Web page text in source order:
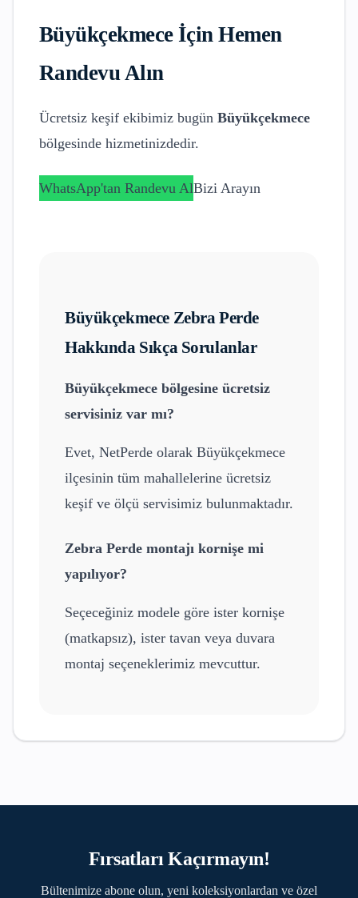
Büyükçekmeceİçin Hemen
Randevu Alın
Ücretsiz keşif ekibimiz bugün Büyükçekmece
bölgesinde hizmetinizdedir.
WhatsApp'tan Randevu AlBizi Arayın
Büyükçekmece Zebra Perde
Hakkında Sıkça Sorulanlar
Büyükçekmece bölgesine ücretsiz
servisiniz var mı?
Evet, NetPerde olarak Büyükçekmece
ilçesinin tüm mahallelerine ücretsiz
keşif ve ölçü servisimiz bulunmaktadır.
Zebra Perde montajı kornişe mi
yapılıyor?
Seçeceğiniz modele göre ister kornişe
(matkapsız), ister tavan veya duvara
montaj seçeneklerimiz mevcuttur.
Fırsatları Kaçırmayın!
Bültenimize abone olun, yeni koleksiyonlardan ve özel